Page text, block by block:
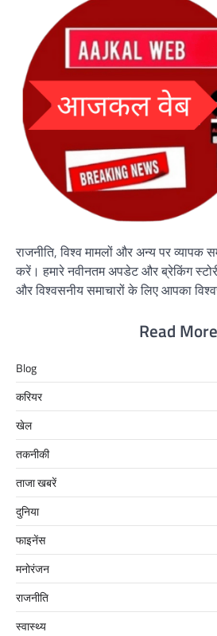
राजनीति, विश्व मामलों और अन्य पर व्यापक
करें। हमारे नवीनतम अपडेट और ब्रेकिंग
और विश्वसनीय समाचारों के लिए आपका
Read More
Blog
करियर
खेल
तकनीकी
ताजा खबरें
दुनिया
फाइनेंस
मनोरंजन
राजनीति
स्वास्थ्य